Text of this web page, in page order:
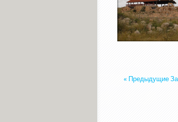
« Предыдущие